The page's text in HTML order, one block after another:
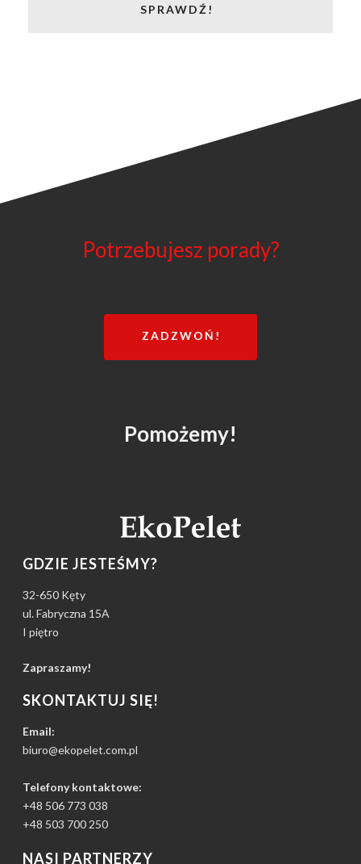
SPRAWDŹ!
Potrzebujesz porady?
ZADZWOŃ!
Pomożemy!
GDZIE JESTEŚMY?
32-650 Kęty
ul. Fabryczna 15A
I piętro
Zapraszamy!
SKONTAKTUJ SIĘ!
Email:
biuro@ekopelet.com.pl
Telefony kontaktowe:
+48 506 773 038
+48 503 700 250
NASI PARTNERZY